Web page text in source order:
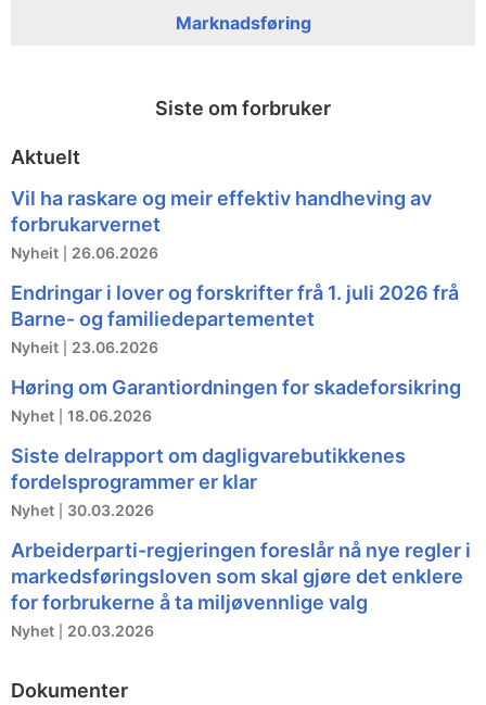
Marknadsføring
Siste om forbruker
Aktuelt
Vil ha raskare og meir effektiv handheving av
forbrukarvernet
Nyheit 26.06.2026
Endringar i lover og forskrifter frå 1. juli 2026 frå
Barne- og familiedepartementet
Nyheit 23.06.2026
Høring om Garantiordningen for skadeforsikring
Nyhet 18.06.2026
Siste delrapport om dagligvarebutikkenes
fordelsprogrammer er klar
Nyhet 30.03.2026
Arbeiderparti-regjeringen foreslår nå nye regler i
markedsføringsloven som skal gjøre det enklere
for forbrukerne å ta miljøvennlige valg
Nyhet 20.03.2026
Dokumenter